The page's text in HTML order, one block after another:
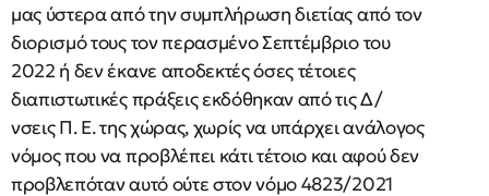
μας ύστερα από την συμπλήρωση διετίας από τον
διορισμό τους τον περασμένο Σεπτέμβριο του
2022 ή δεν έκανε αποδεκτές όσες τέτοιες
διαπιστωτικές πράξεις εκδόθηκαν από τις Δ/
νσεις Π. Ε. της χώρας, χωρίς να υπάρχει ανάλογος
νόμος που να προβλέπει κάτι τέτοιο και αφού δεν
προβλεπόταν αυτό ούτε στον νόμο 4823/2021